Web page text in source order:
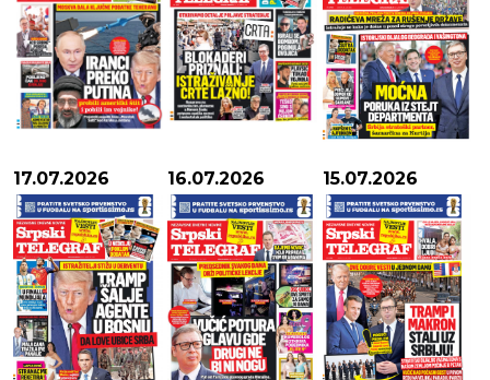
17.07.2026 16.07.2026 15.07.2026